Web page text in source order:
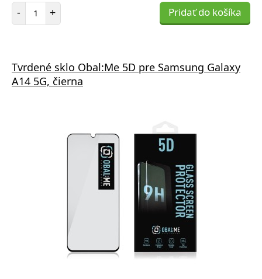
- Počet položiek
+ Pridať do košíka
Tvrdené sklo Obal:Me 5D pre Samsung Galaxy
A14 5G, čierna